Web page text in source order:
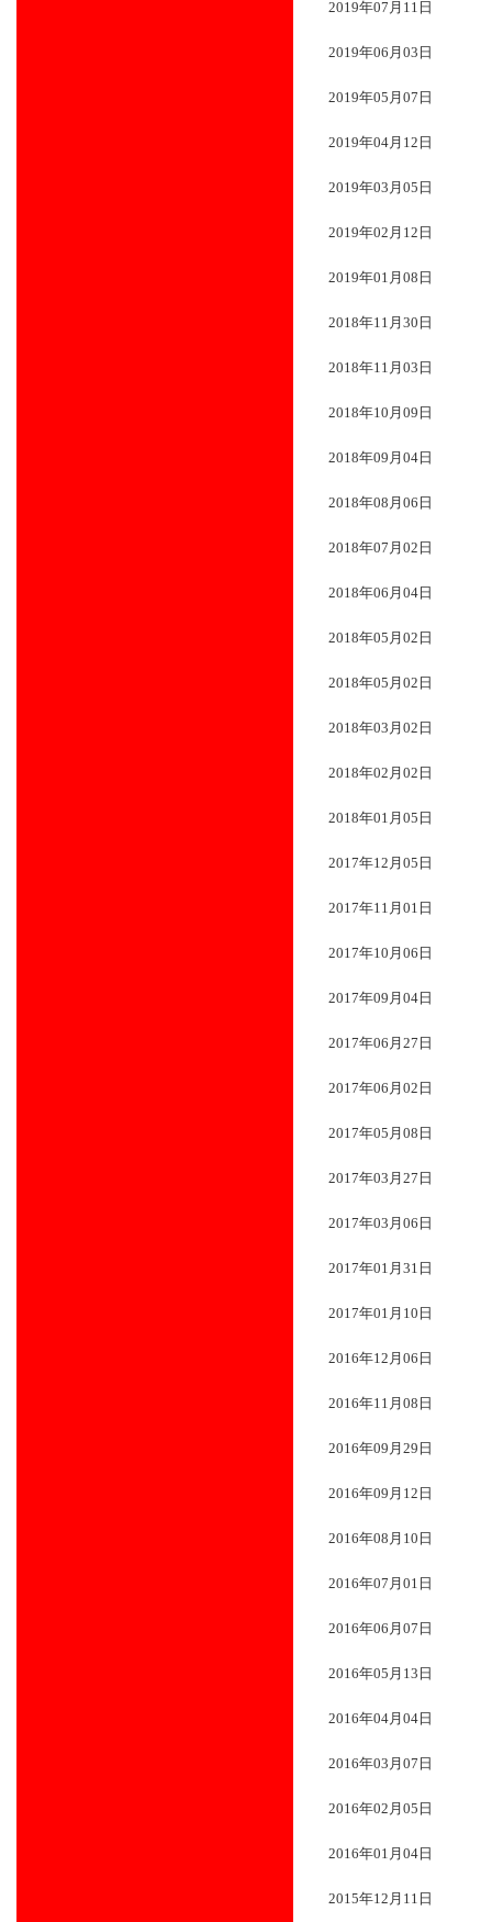
2019年07月11日
2019年06月03日
2019年05月07日
2019年04月12日
2019年03月05日
2019年02月12日
2019年01月08日
2018年11月30日
2018年11月03日
2018年10月09日
2018年09月04日
2018年08月06日
2018年07月02日
2018年06月04日
2018年05月02日
2018年05月02日
2018年03月02日
2018年02月02日
2018年01月05日
2017年12月05日
2017年11月01日
2017年10月06日
2017年09月04日
2017年06月27日
2017年06月02日
2017年05月08日
2017年03月27日
2017年03月06日
2017年01月31日
2017年01月10日
2016年12月06日
2016年11月08日
2016年09月29日
2016年09月12日
2016年08月10日
2016年07月01日
2016年06月07日
2016年05月13日
2016年04月04日
2016年03月07日
2016年02月05日
2016年01月04日
2015年12月11日